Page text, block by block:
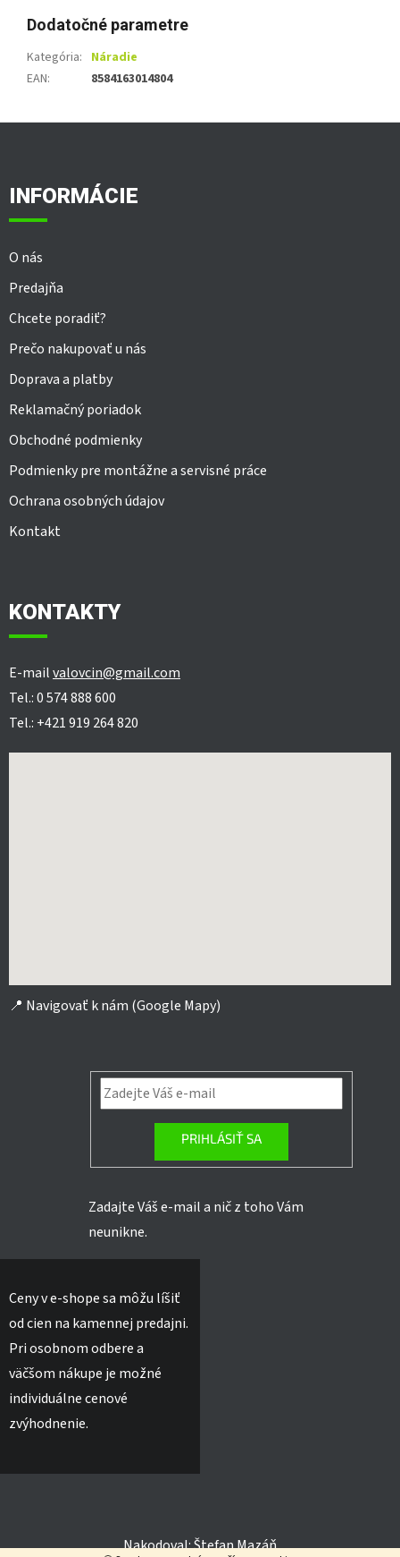
Dodatočné parametre
Kategória: Náradie
EAN: 8584163014804
INFORMÁCIE
O nás
Predajňa
Chcete poradiť?
Prečo nakupovať u nás
Doprava a platby
Reklamačný poriadok
Obchodné podmienky
Podmienky pre montážne a servisné práce
Ochrana osobných údajov
Kontakt
KONTAKTY
E-mailvalovcin@gmail.com
Tel.: 0 574 888 600
Tel.: +421 919 264 820
📍 Navigovať k nám (Google Mapy)
PRIHLÁSIŤ SA
Zadajte Váš e-mail a nič z toho Vám
neunikne.
Ceny v e-shope sa môžu líšiť
od cien na kamennej predajni.
Pri osobnom odbere a
väčšom nákupe je možné
individuálne cenové
zvýhodnenie.
Nakodoval:Štefan Mazáň